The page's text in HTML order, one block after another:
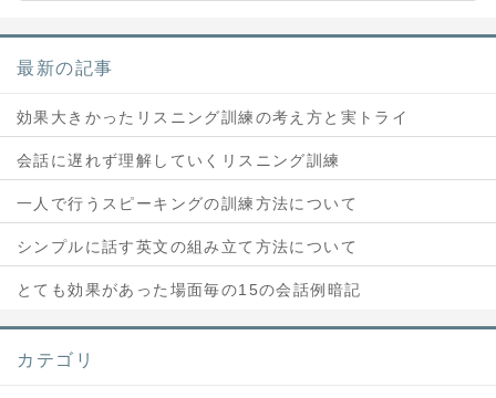
最新の記事
効果大きかったリスニング訓練の考え方と実トライ
会話に遅れず理解していくリスニング訓練
一人で行うスピーキングの訓練方法について
シンプルに話す英文の組み立て方法について
とても効果があった場面毎の15の会話例暗記
カテゴリ